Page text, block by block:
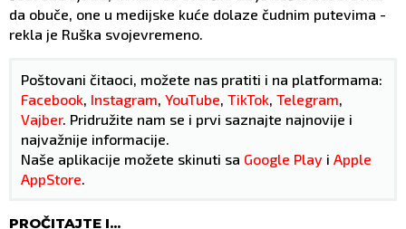
da obuče, one u medijske kuće dolaze čudnim putevima -
rekla je Ruška svojevremeno.
Poštovani čitaoci, možete nas pratiti i na platformama:
Facebook Instagram YouTube TikTok Telegram
Vajber. Pridružite nam se i prvi saznajte najnovije i
najvažnije informacije.
Naše aplikacije možete skinuti sa Google Play i Apple
AppStore
PROČITAJTE I...